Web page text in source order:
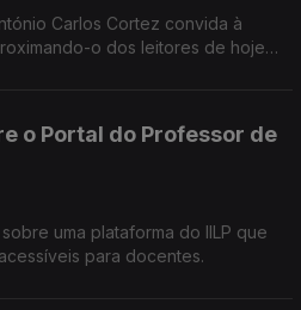
Carlos Cortez convida à
o dos leitores de hoje
o Portal do Professor de
uma plataforma do IILP que
para docentes.